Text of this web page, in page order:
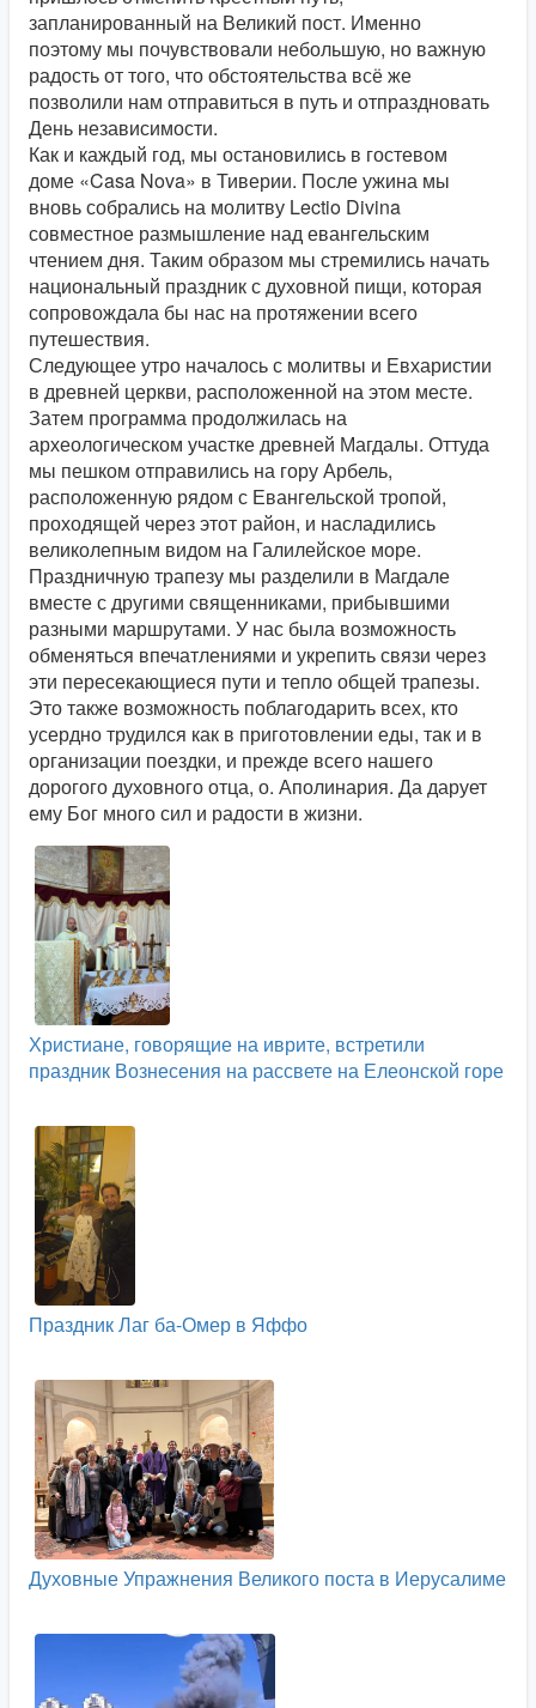
запланированный на Великий пост. Именно
поэтому мы почувствовали небольшую, но важную
радость от того, что обстоятельства всё же
позволили нам отправиться в путь и отпраздновать
День независимости.
Как и каждый год, мы остановились в гостевом
доме «Casa Nova» в Тиверии. После ужина мы
вновь собрались на молитву Lectio Divina
совместное размышление над евангельским
чтением дня. Таким образом мы стремились начать
национальный праздник с духовной пищи, которая
сопровождала бы нас на протяжении всего
путешествия.
Следующее утро началось с молитвы и Евхаристии
в древней церкви, расположенной на этом месте.
Затем программа продолжилась на
археологическом участке древней Магдалы. Оттуда
мы пешком отправились на гору Арбель,
расположенную рядом с Евангельской тропой,
проходящей через этот район, и насладились
великолепным видом на Галилейское море.
Праздничную трапезу мы разделили в Магдале
вместе с другими священниками, прибывшими
разными маршрутами. У нас была возможность
обменяться впечатлениями и укрепить связи через
эти пересекающиеся пути и тепло общей трапезы.
Это также возможность поблагодарить всех, кто
усердно трудился как в приготовлении еды, так и в
организации поездки, и прежде всего нашего
дорогого духовного отца, о. Аполинария. Да дарует
ему Бог много сил и радости в жизни.
Христиане, говорящие на иврите, встретили
праздник Вознесения на рассвете на Елеонской горе
Праздник Лаг ба-Омер в Яффо
Духовные Упражнения Великого поста в Иерусалиме